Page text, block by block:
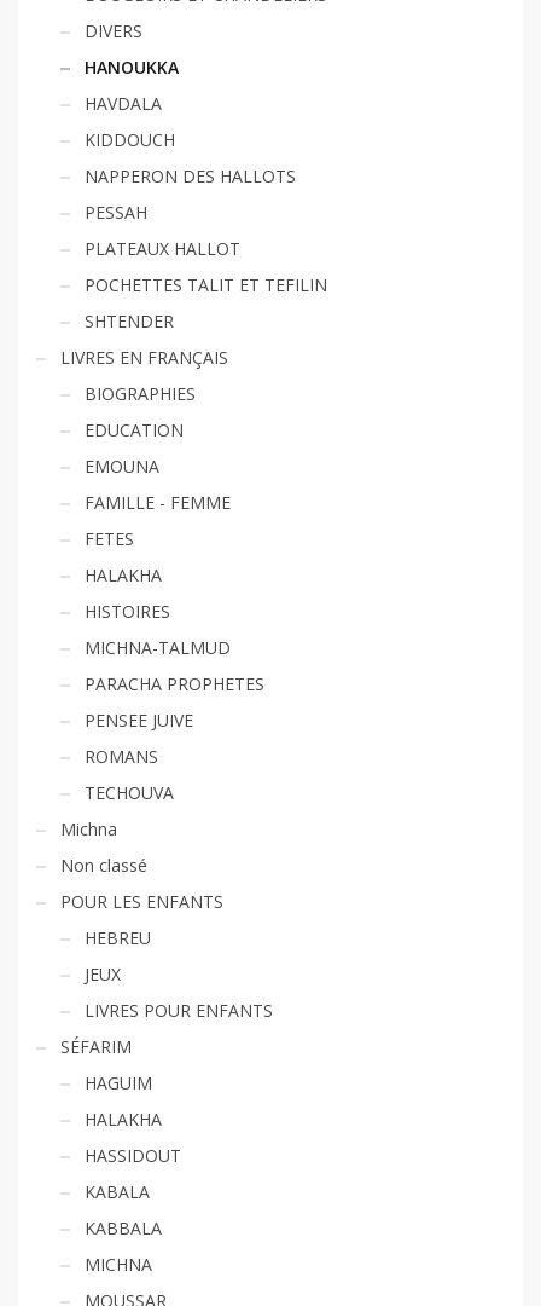
DIVERS
HANOUKKA
HAVDALA
KIDDOUCH
NAPPERON DES HALLOTS
PESSAH
PLATEAUX HALLOT
POCHETTES TALIT ET TEFILIN
SHTENDER
LIVRES EN FRANÇAIS
BIOGRAPHIES
EDUCATION
EMOUNA
FAMILLE - FEMME
FETES
HALAKHA
HISTOIRES
MICHNA-TALMUD
PARACHA PROPHETES
PENSEE JUIVE
ROMANS
TECHOUVA
Michna
Non classé
POUR LES ENFANTS
HEBREU
JEUX
LIVRES POUR ENFANTS
SÉFARIM
HAGUIM
HALAKHA
HASSIDOUT
KABALA
KABBALA
MICHNA
MOUSSAR